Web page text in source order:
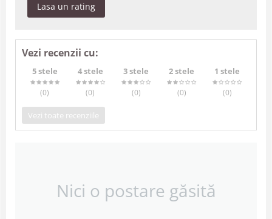
Lasa un rating
Vezi recenzii cu:
5 stele
(0)
4 stele
(0)
3 stele
(0)
2 stele
(0)
1 stele
(0)
Vezi toate recenziile
Nici o postare găsită